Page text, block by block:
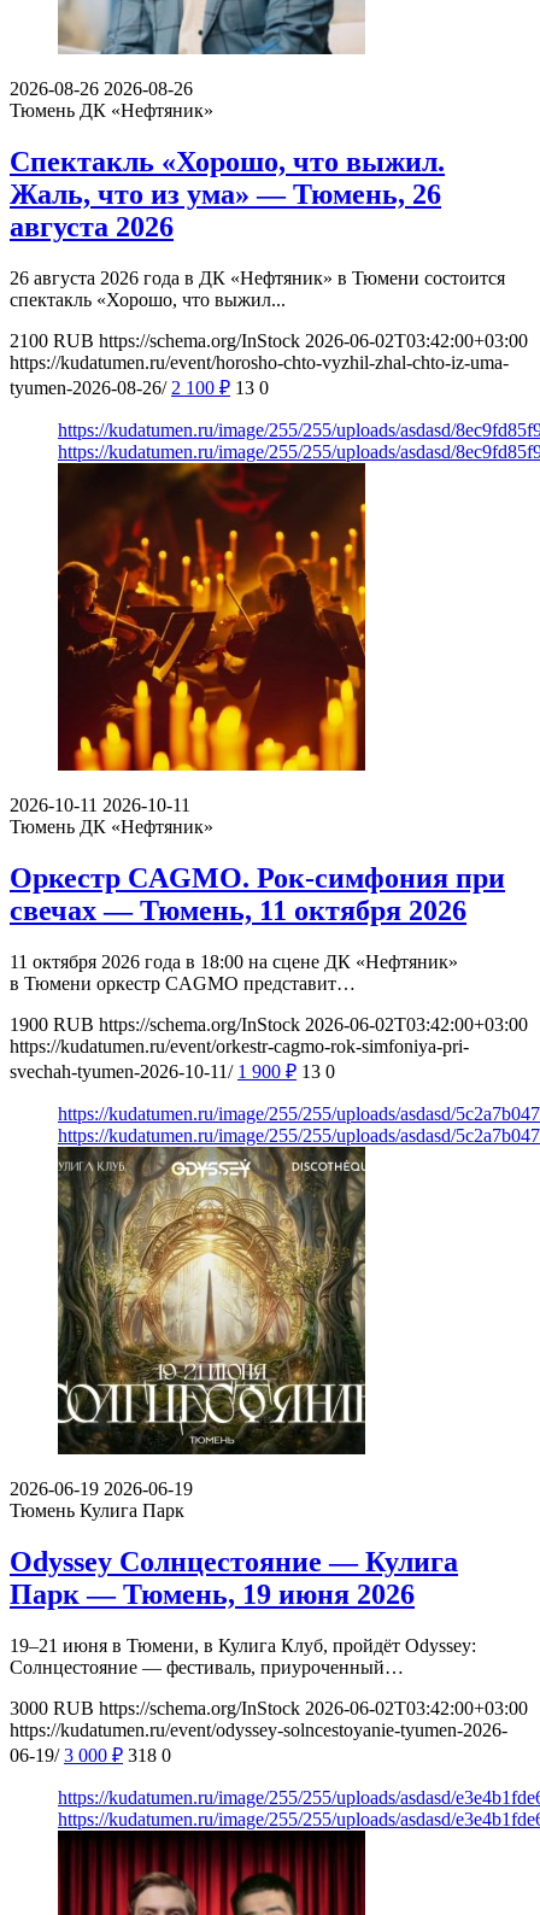
2026-08-26 2026-08-26
Тюмень ДК «Нефтяник»
Спектакль «Хорошо, что выжил.
Жаль, что из ума» — Тюмень, 26
августа 2026
26 августа 2026 года в ДК «Нефтяник» в Тюмени состоится
спектакль «Хорошо, что выжил...
2100 RUB https://schema.org/InStock 2026-06-02T03:42:00+03:00
https://kudatumen.ru/event/horosho-chto-vyzhil-zhal-chto-iz-uma-
tyumen-2026-08-26/ 2 100 ₽ 13 0
https://kudatumen.ru/image/255/255/uploads/asdasd/
https://kudatumen.ru/image/255/255/uploads/asdasd/
2026-10-11 2026-10-11
Тюмень ДК «Нефтяник»
Оркестр CAGMO. Рок-симфония при
свечах — Тюмень, 11 октября 2026
11 октября 2026 года в 18:00 на сцене ДК «Нефтяник»
в Тюмени оркестр CAGMO представит…
1900 RUB https://schema.org/InStock 2026-06-02T03:42:00+03:00
https://kudatumen.ru/event/orkestr-cagmo-rok-simfoniya-pri-
svechah-tyumen-2026-10-11/ 1 900 ₽ 13 0
https://kudatumen.ru/image/255/255/uploads/asdasd/
https://kudatumen.ru/image/255/255/uploads/asdasd/
2026-06-19 2026-06-19
Тюмень Кулига Парк
Odyssey Солнцестояние — Кулига
Парк — Тюмень, 19 июня 2026
19–21 июня в Тюмени, в Кулига Клуб, пройдёт Odyssey:
Солнцестояние — фестиваль, приуроченный…
3000 RUB https://schema.org/InStock 2026-06-02T03:42:00+03:00
https://kudatumen.ru/event/odyssey-solncestoyanie-tyumen-2026-
06-19/ 3 000 ₽ 318 0
https://kudatumen.ru/image/255/255/uploads/asdasd/
https://kudatumen.ru/image/255/255/uploads/asdasd/